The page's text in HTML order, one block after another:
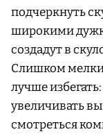
подчеркнуть
широкими
создадут в
Слишком
лучше
увеличивать
смотреться